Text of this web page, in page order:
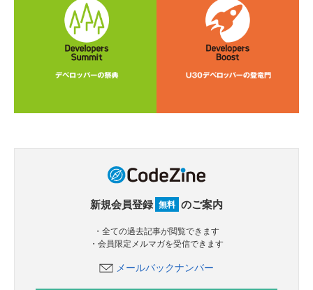
新規会員登録 無料 のご案内
・全ての過去記事が閲覧できます
・会員限定メルマガを受信できます
メールバックナンバー